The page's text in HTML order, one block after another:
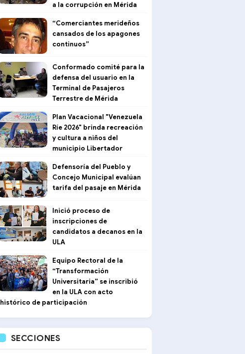
a la corrupción en Mérida
“Comerciantes merideños
cansados de los apagones
continuos”
Conformado comité para la
defensa del usuario en la
Terminal de Pasajeros
Terrestre de Mérida
Plan Vacacional "Venezuela
Ríe 2026" brinda recreación
y cultura a niños del
municipio Libertador
Defensoría del Pueblo y
Concejo Municipal evalúan
tarifa del pasaje en Mérida
Inició proceso de
inscripciones de
candidatos a decanos en la
ULA
Equipo Rectoral de la
“Transformación
Universitaria” se inscribió
en la ULA con acto
histórico de participación
SECCIONES